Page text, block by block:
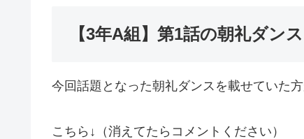
【3年A組】第1話の朝礼ダン
今回話題となった朝礼ダンスを載せていた
こちら↓（消えてたらコメントください）